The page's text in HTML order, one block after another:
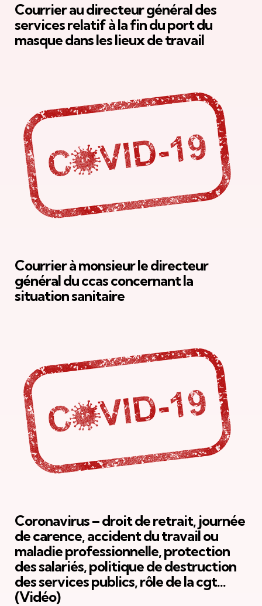
Courrier au directeur général des
services relatif à la fin du port du
masque dans les lieux de travail
Courrier à monsieur le directeur
général du ccas concernant la
situation sanitaire
Coronavirus – droit de retrait, journée
de carence, accident du travail ou
maladie professionnelle, protection
des salariés, politique de destruction
des services publics, rôle de la cgt…
(Vidéo)